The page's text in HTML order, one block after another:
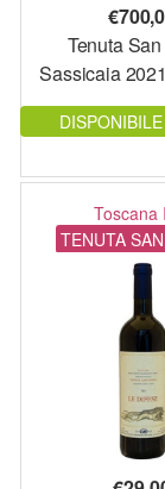
€
Tenuta
Sassicaia
DISPONIBILE
Toscana
TENUTA